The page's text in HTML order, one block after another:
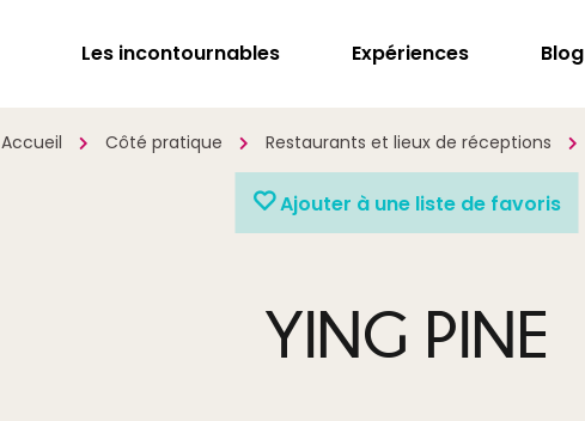
Les incontournables Expériences Blog
Accueil Côté pratique Restaurants et lieux de réceptions
Ajouter à une liste de favoris
YING PINE